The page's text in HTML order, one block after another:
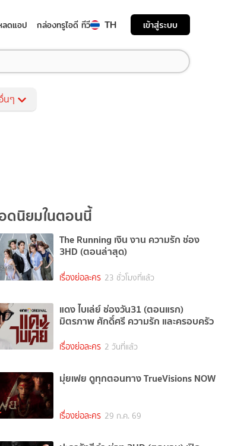
ลดแอป กล่องทรูไอดี ทีวี TH เข้าสู่ระบบ
นๆ
ดนิยมในตอนนี้
The Running เงิน งาน ความรัก ช่อง
3HD (ตอนล่าสุด)
เรื่องย่อละคร 23 ชั่วโมงที่แล้ว
แดง ไบเล่ย์ ช่องวัน31 (ตอนแรก)
มิตรภาพ ศักดิ์ศรี ความรัก และครอบครัว
เรื่องย่อละคร 2 วันที่แล้ว
มุ่ยเฟย ดูทุกตอนทาง TrueVisions NOW
เรื่องย่อละคร 29 ก.ค. 69